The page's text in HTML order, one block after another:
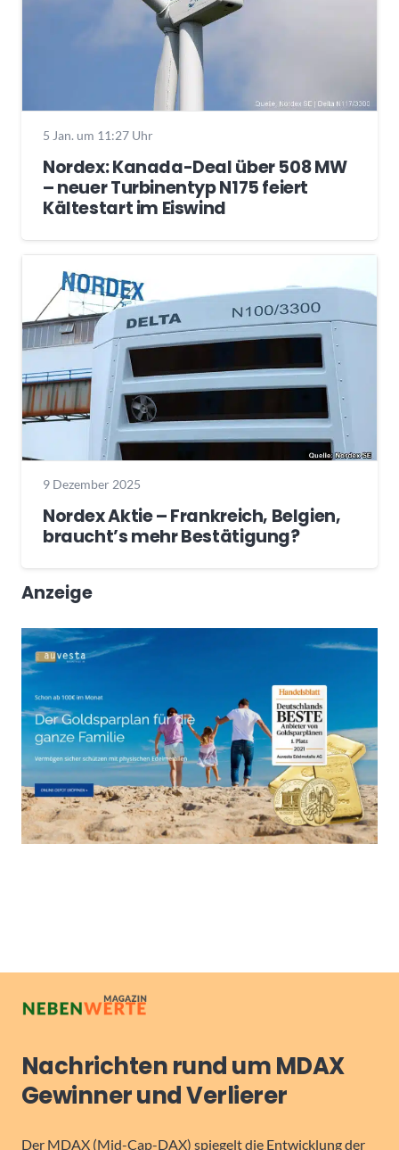
5 Jan. um 11:27 Uhr
Nordex: Kanada-Deal über 508 MW
– neuer Turbinentyp N175 feiert
Kältestart im Eiswind
9 Dezember 2025
Nordex Aktie – Frankreich, Belgien,
braucht’s mehr Bestätigung?
Anzeige
Nachrichten rund um MDAX
Gewinner und Verlierer
Der MDAX (Mid-Cap-DAX) spiegelt die Entwicklung der